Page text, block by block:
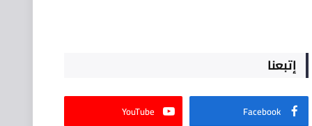
إتبعنا
Facebook
YouTube